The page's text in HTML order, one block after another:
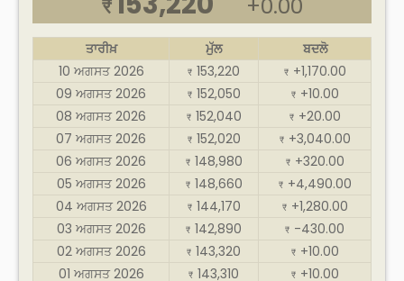
₹
ਤਾਰੀਖ਼ ਮੁੱਲ
ਬਦਲੋ
10 ਅਗਸਤ 2026
₹ 153,220 ₹ +1,170.00
09 ਅਗਸਤ 2026
₹ 152,050 ₹ +10.00
08 ਅਗਸਤ 2026
₹ 152,040 ₹ +20.00
07 ਅਗਸਤ 2026
₹ 152,020 ₹ +3,040.00
06 ਅਗਸਤ 2026
₹ 148,980 ₹ +320.00
05 ਅਗਸਤ 2026
₹ 148,660 ₹ +4,490.00
04 ਅਗਸਤ 2026
₹ 144,170 ₹ +1,280.00
03 ਅਗਸਤ 2026
₹ 142,890 ₹ -430.00
02 ਅਗਸਤ 2026
₹ 143,320 ₹ +10.00
01 ਅਗਸਤ 2026
₹ 143,310 ₹ +10.00